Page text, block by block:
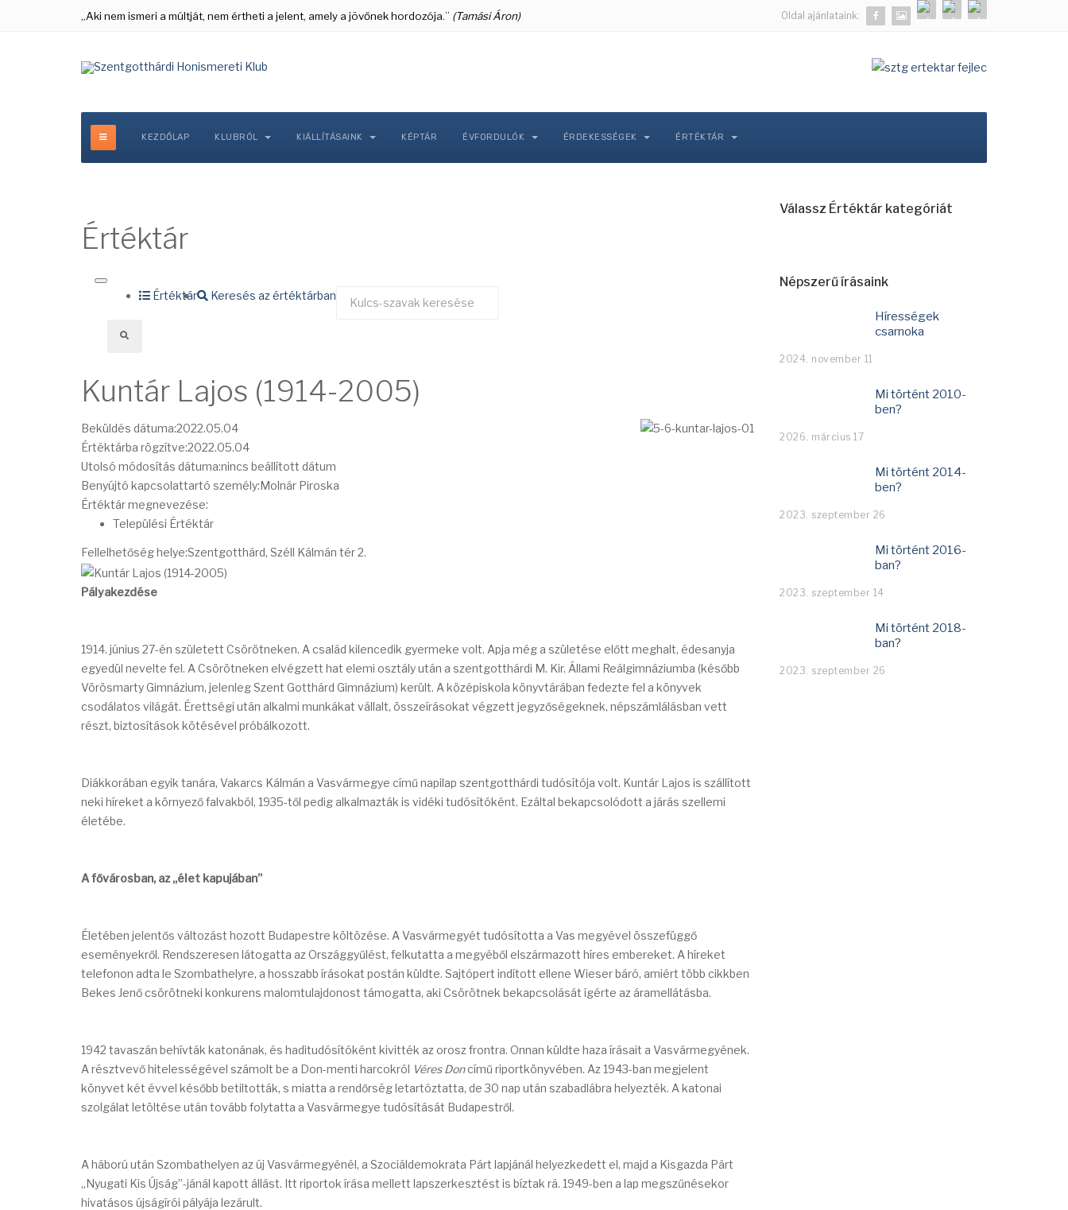
„Aki nem ismeri a múltját, nem értheti a jelent, amely a jövőnek hordozója.” (Tamási Áron) Oldal ajánlataink:
KEZDŐLAP KLUBRÓL KIÁLLÍTÁSAINK KÉPTÁR ÉVFORDULÓK ÉRDEKESSÉGEK ÉRTÉKTÁR
Értéktár
Értéktár Keresés az értéktárban
Kuntár Lajos (1914-2005)
Beküldés dátuma:2022.05.04
Értéktárba rögzítve:2022.05.04
Utolsó módosítás dátuma:nincs beállított dátum
Benyújtó kapcsolattartó személy:Molnár Piroska
Értéktár megnevezése:
Települési Értéktár
Fellelhetőség helye:Szentgotthárd, Széll Kálmán tér 2.
Pályakezdése
1914. június 27-én született Csörötneken. A család kilencedik gyermeke volt. Apja még a születése előtt meghalt, édesanyja
egyedül nevelte fel. A Csörötneken elvégzett hat elemi osztály után a szentgotthárdi M. Kir. Állami Reálgimnáziumba (később
Vörösmarty Gimnázium, jelenleg Szent Gotthárd Gimnázium) került. A középiskola könyvtárában fedezte fel a könyvek
csodálatos világát. Érettségi után alkalmi munkákat vállalt, összeírásokat végzett jegyzőségeknek, népszámlálásban vett
részt, biztosítások kötésével próbálkozott.
Diákkorában egyik tanára, Vakarcs Kálmán a Vasvármegye című napilap szentgotthárdi tudósítója volt. Kuntár Lajos is szállított
neki híreket a környező falvakból, 1935-től pedig alkalmazták is vidéki tudósítóként. Ezáltal bekapcsolódott a járás szellemi
életébe.
A fővárosban, az „élet kapujában”
Életében jelentős változást hozott Budapestre költözése. A Vasvármegyét tudósította a Vas megyével összefüggő
eseményekről. Rendszeresen látogatta az Országgyűlést, felkutatta a megyéből elszármazott híres embereket. A híreket
telefonon adta le Szombathelyre, a hosszabb írásokat postán küldte. Sajtópert indított ellene Wieser báró, amiért több cikkben
Bekes Jenő csörötneki konkurens malomtulajdonost támogatta, aki Csörötnek bekapcsolását ígérte az áramellátásba.
1942 tavaszán behívták katonának, és haditudósítóként kivitték az orosz frontra. Onnan küldte haza írásait a Vasvármegyének.
A résztvevő hitelességével számolt be a Don-menti harcokról Véres Doncímű riportkönyvében. Az 1943-ban megjelent
könyvet két évvel később betiltották, s miatta a rendőrség letartóztatta, de 30 nap után szabadlábra helyezték. A katonai
szolgálat letöltése után tovább folytatta a Vasvármegye tudósítását Budapestről.
A háború után Szombathelyen az új Vasvármegyénél, a Szociáldemokrata Párt lapjánál helyezkedett el, majd a Kisgazda Párt
„Nyugati Kis Újság”-jánál kapott állást. Itt riportok írása mellett lapszerkesztést is bíztak rá. 1949-ben a lap megszűnésekor
hivatásos újságírói pályája lezárult.
Válassz Értéktár kategóriát
Népszerű írásaink
Hírességek
csarnoka
2024. november 11
Mi történt 2010-
ben?
2026. március 17
Mi történt 2014-
ben?
2023. szeptember 26
Mi történt 2016-
ban?
2023. szeptember 14
Mi történt 2018-
ban?
2023. szeptember 26